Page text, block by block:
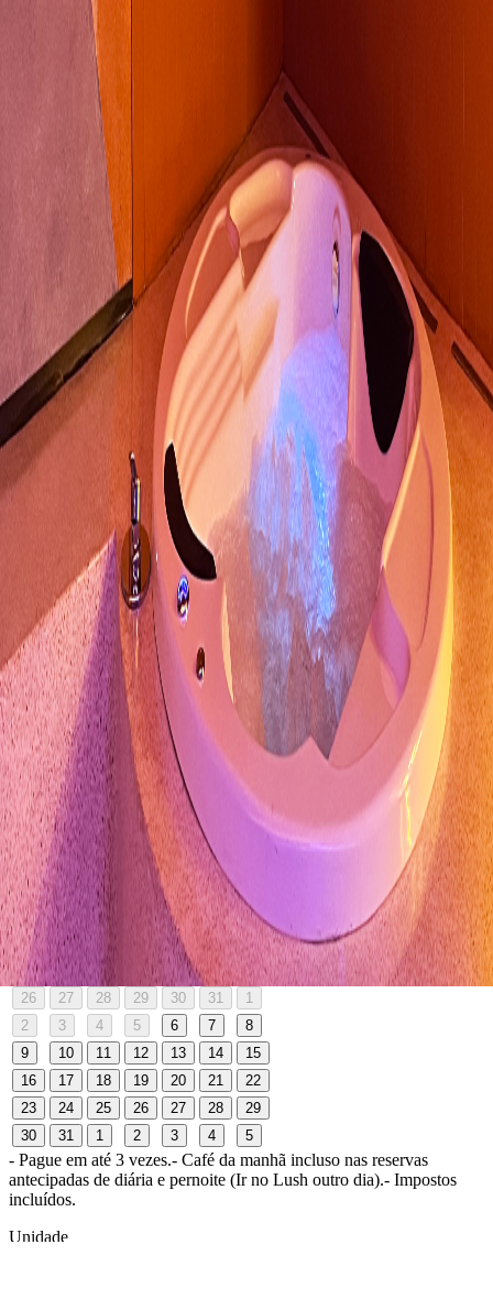
Lush Lounge Hidro
voltar
Desfrute do conforto exclusivo da Lush Lounge Hidro. Relaxe na
ampla suíte e mime-se na hidromassagem redonda com
cromoterapia. Transforme sua estadia em uma experiência
verdadeiramente única!
Unidade Lush Lapa
Av. Emb. Macedo Soares, Lapa - SP
Área total aproximada: 40m²
Hidro Redonda com cromoterapia
Smart tv 65" (Netflix, Youtube)
Ar condicionado split (quente e frio)
Garagem privativa para 2 carros com portão automático
Automação com Tablet
Som com conexão bluetooth
Ducha
Amenities L'occitane (shampoo, condicionador e sabonete)
Edredom e roupão de banho
Cama king-size
Frigobar
Adega climatizada de vinhos
Máquina de café expresso
Secador e chapinha de cabelo
Internet wi-fi
Serviço de quarto 24 horas
agosto 2026
dom seg ter qua qui sex sab
26 27 28 29 30 31
1
2
3 4 5 6 7
8
9
10 11 12 13 14
15
16
17 18 19 20 21
22
23
24 25 26 27 28
29
30
31 1 2 3 4 5
- Pague em até 3 vezes.- Café da manhã incluso nas reservas
antecipadas de diária e pernoite (Ir no Lush outro dia).- Impostos
incluídos.
Unidade